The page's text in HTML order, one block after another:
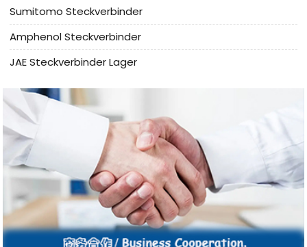
Sumitomo Steckverbinder
Amphenol Steckverbinder
JAE Steckverbinder Lager